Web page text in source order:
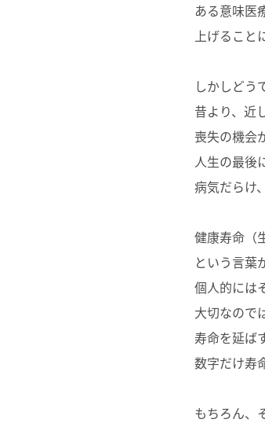
ある意味医
上げること
しかしどう
昔より、近
喪失の機会
人生の最後
病気だらけ
健康寿命（
という言葉
個人的には
大切なので
寿命を延ば
数字だけ寿
もちろん、